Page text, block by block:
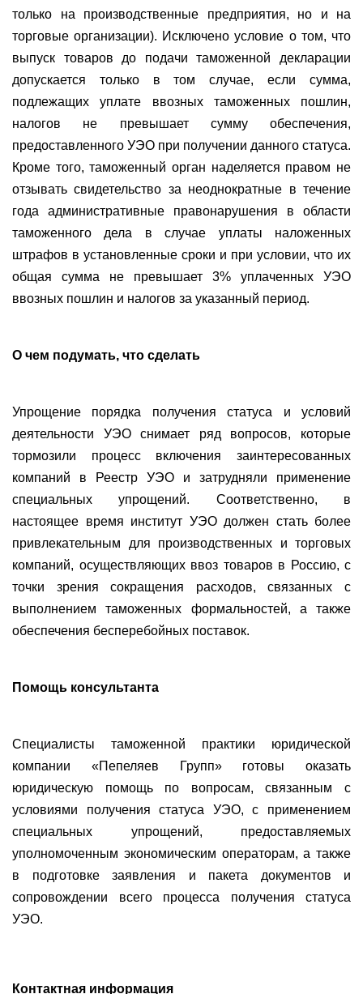
только на производственные предприятия, но и на
торговые организации). Исключено условие о том, что
выпуск товаров до подачи таможенной декларации
допускается только в том случае, если сумма,
подлежащих уплате ввозных таможенных пошлин,
налогов не превышает сумму обеспечения,
предоставленного УЭО при получении данного статуса.
Кроме того, таможенный орган наделяется правом не
отзывать свидетельство за неоднократные в течение
года административные правонарушения в области
таможенного дела в случае уплаты наложенных
штрафов в установленные сроки и при условии, что их
общая сумма не превышает 3% уплаченных УЭО
ввозных пошлин и налогов за указанный период.
О чем подумать, что сделать
Упрощение порядка получения статуса и условий
деятельности УЭО снимает ряд вопросов, которые
тормозили процесс включения заинтересованных
компаний в Реестр УЭО и затрудняли применение
специальных упрощений. Соответственно, в
настоящее время институт УЭО должен стать более
привлекательным для производственных и торговых
компаний, осуществляющих ввоз товаров в Россию, с
точки зрения сокращения расходов, связанных с
выполнением таможенных формальностей, а также
обеспечения бесперебойных поставок.
Помощь консультанта
Специалисты таможенной практики юридической
компании «Пепеляев Групп» готовы оказать
юридическую помощь по вопросам, связанным с
условиями получения статуса УЭО, с применением
специальных упрощений, предоставляемых
уполномоченным экономическим операторам, а также
в подготовке заявления и пакета документов и
сопровождении всего процесса получения статуса
УЭО.
Контактная информация